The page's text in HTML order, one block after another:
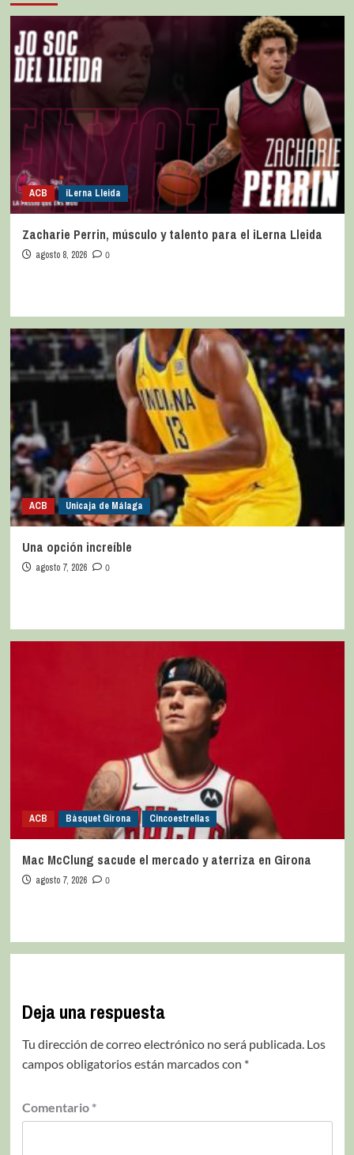
ACB iLerna Lleida
Zacharie Perrin, músculo y talento para el iLerna Lleida
agosto 8, 2026 0
ACB Unicaja de Málaga
Una opción increíble
agosto 7, 2026 0
ACB Bàsquet Girona Cincoestrellas
Mac McClung sacude el mercado y aterriza en Girona
agosto 7, 2026 0
Deja una respuesta
Tu dirección de correo electrónico no será publicada. Los
campos obligatorios están marcados con *
Comentario *